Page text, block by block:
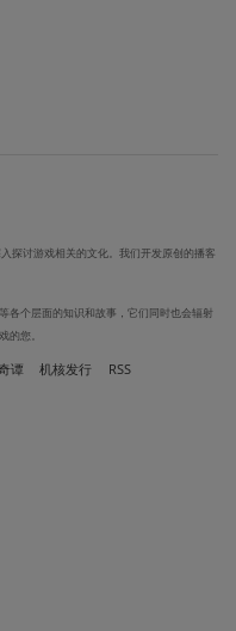
探讨游戏相关的文化。我们开发原创的播客
各个层面的知识和故事，它们同时也会辐射
的您。
谭 机核发行 RSS